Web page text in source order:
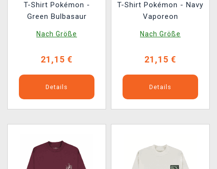
T-Shirt Pokémon -
Green Bulbasaur
Nach Größe
21,15 €
Details
T-Shirt Pokémon - Navy
Vaporeon
Nach Größe
21,15 €
Details